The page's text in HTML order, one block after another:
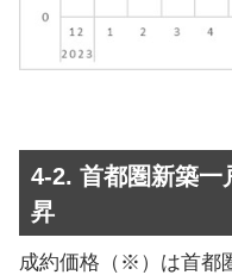
4-2. 首都圏新築一
昇
成約価格（※）は首都